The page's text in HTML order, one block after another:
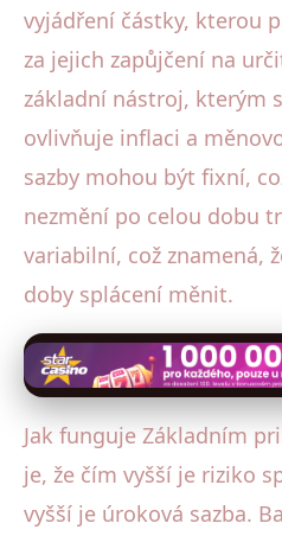
vyjádření částky, kterou
za jejich zapůjčení na
základní nástroj, kterým
ovlivňuje inflaci a
sazby mohou být fixní,
nezmění po celou dobu
variabilní, což znamená,
doby splácení měnit.
Jak funguje Základním
je, že čím vyšší je riziko
vyšší je úroková sazba.